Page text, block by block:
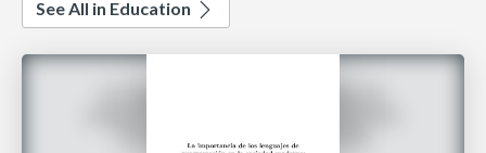
See All in Education